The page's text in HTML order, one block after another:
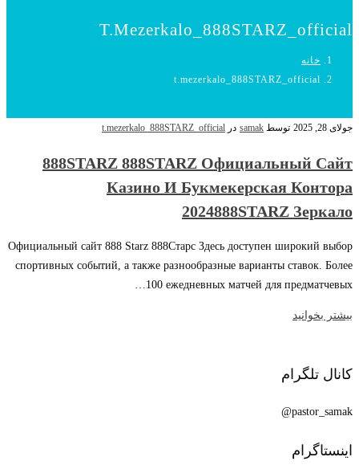
T.mezerkalo_888STARZ_official
خانه
t.mezerkalo_888STARZ_official
جولای 28, 2025 توسط samak در t.mezerkalo_888STARZ_official
888STARZ 888STARZ Официальный Сайт
Казино И Букмекерская Контора
2024888STARZ Зеркало
Официальный сайт 888 Starz 888Старс Здесь доступен широкий выбор
спортивных событий, а также разнообразные варианты ставок. Более
100 ежедневных матчей для предматчевых…
بیشتر بخوانید
کانال تلگرام
pastor_samak@
اینستاگرام